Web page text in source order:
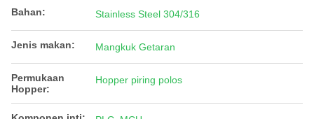
Bahan: Stainless Steel 304/316
Jenis makan: Mangkuk Getaran
Permukaan
Hopper:
Hopper piring polos